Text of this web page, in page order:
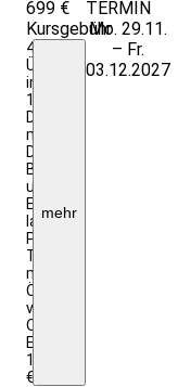
699 €
Kursgebühr
4
Ü./F.
im
1/2
DZ
mit
DU/WC;
Begegnungen
und
Eintritte
laut
Programm,
Transfers
mit
ÖPNV
vor
Ort;
EZZ:
165,00
€
mehr
TERMIN
Mo. 29.11.
– Fr.
03.12.2027